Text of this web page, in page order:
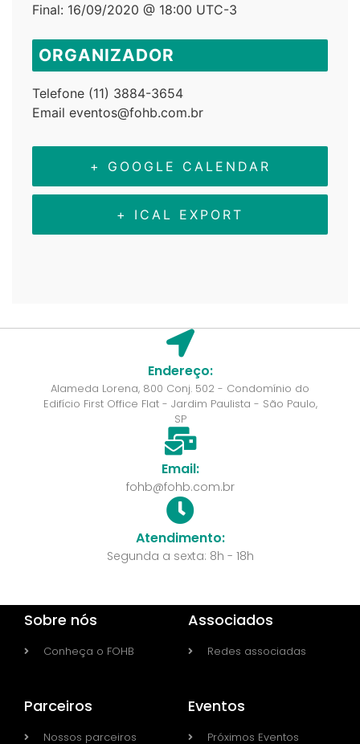
Final: 16/09/2020 @ 18:00 UTC-3
ORGANIZADOR
Telefone (11) 3884-3654
Email eventos@fohb.com.br
+ GOOGLE CALENDAR
+ ICAL EXPORT
Endereço:
Alameda Lorena, 800 Conj. 502 - Condomínio do
Edifício First Office Flat - Jardim Paulista - São Paulo,
SP
Email:
fohb@fohb.com.br
Atendimento:
Segunda a sexta: 8h - 18h
Sobre nós
Conheça o FOHB
Associados
Redes associadas
Parceiros
Nossos parceiros
Eventos
Próximos Eventos